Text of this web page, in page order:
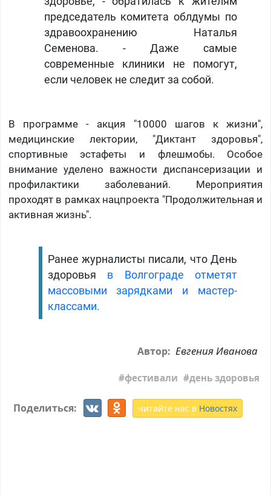
председатель комитета облдумы по
здравоохранению Наталья
Семенова. - Даже самые
современные клиники не помогут,
если человек не следит за собой.
В программе - акция "10000 шагов к жизни",
медицинские лектории, "Диктант здоровья",
спортивные эстафеты и флешмобы. Особое
внимание уделено важности диспансеризации и
профилактики заболеваний. Мероприятия
проходят в рамках нацпроекта "Продолжительная и
активная жизнь".
Ранее журналисты писали, что День
здоровья в Волгограде отметят
массовыми зарядками и мастер-
классами.
Автор: Евгения Иванова
фестивали день здоровья
Поделиться: читайте нас в Новостях